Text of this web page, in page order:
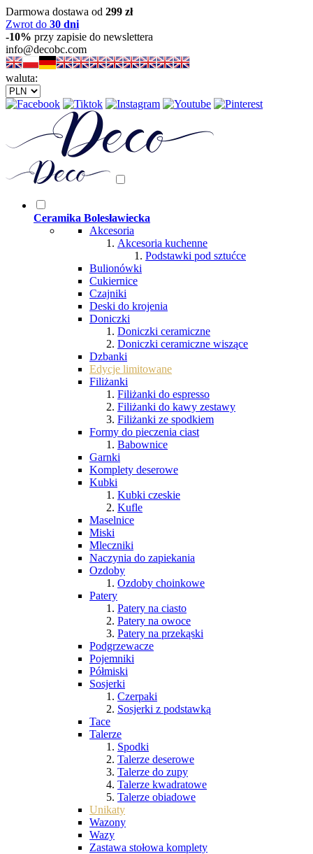
Darmowa dostawa od 299 zł
Zwrot do 30 dni
-10% przy zapisie do newslettera
info@decobc.com
waluta:
Ceramika Bolesławiecka
Akcesoria
Akcesoria kuchenne
Podstawki pod sztućce
Bulionówki
Cukiernice
Czajniki
Deski do krojenia
Doniczki
Doniczki ceramiczne
Doniczki ceramiczne wiszące
Dzbanki
Edycje limitowane
Filiżanki
Filiżanki do espresso
Filiżanki do kawy zestawy
Filiżanki ze spodkiem
Formy do pieczenia ciast
Babownice
Garnki
Komplety deserowe
Kubki
Kubki czeskie
Kufle
Maselnice
Miski
Mleczniki
Naczynia do zapiekania
Ozdoby
Ozdoby choinkowe
Patery
Patery na ciasto
Patery na owoce
Patery na przekąski
Podgrzewacze
Pojemniki
Półmiski
Sosjerki
Czerpaki
Sosjerki z podstawką
Tace
Talerze
Spodki
Talerze deserowe
Talerze do zupy
Talerze kwadratowe
Talerze obiadowe
Unikaty
Wazony
Wazy
Zastawa stołowa komplety